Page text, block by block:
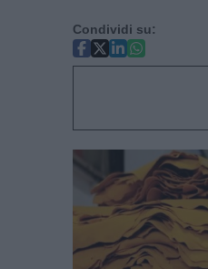
Condividi su: